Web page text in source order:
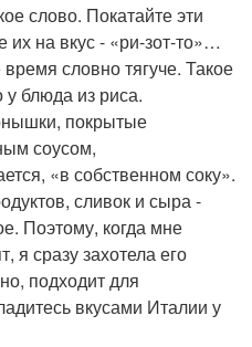
слово. Покатайте эти
их на вкус - «ри-зот-то»…
словно тягуче. Такое
у блюда из риса.
покрытые
соусом,
«в собственном соку».
сливок и сыра -
Поэтому, когда мне
я сразу захотела его
подходит для
вкусами Италии у